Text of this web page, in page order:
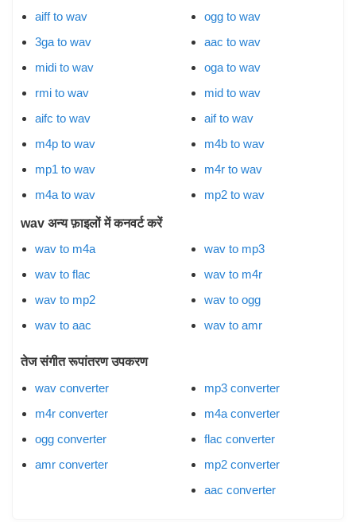
aiff to wav
3ga to wav
midi to wav
rmi to wav
aifc to wav
m4p to wav
mp1 to wav
m4a to wav
ogg to wav
aac to wav
oga to wav
mid to wav
aif to wav
m4b to wav
m4r to wav
mp2 to wav
wav अन्य फ़ाइलों में कनवर्ट करें
wav to m4a
wav to flac
wav to mp2
wav to aac
wav to mp3
wav to m4r
wav to ogg
wav to amr
तेज संगीत रूपांतरण उपकरण
wav converter
m4r converter
ogg converter
amr converter
mp3 converter
m4a converter
flac converter
mp2 converter
aac converter